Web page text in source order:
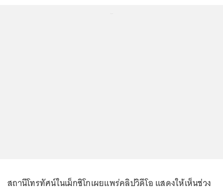
สถานีโทรทัศน์ในเม็กซิโกเผยแพร่คลิปวิดีโอ แสดงให้เห็นช่วง